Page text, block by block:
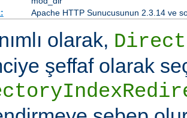
Apache HTTP Sunucusunun 2.3.14 ve
olarak,
şeffaf olarak